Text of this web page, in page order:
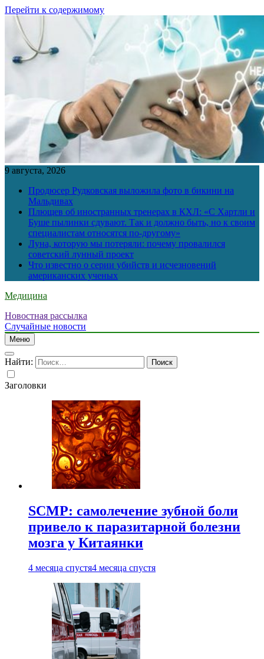
Перейти к содержимому
9 августа, 2026
Продюсер Рудковская выложила фото в бикини на
Мальдивах
Плющев об иностранных тренерах в КХЛ: «С Хартли и
Буше пылинки сдувают. Так и должно быть, но к своим
специалистам относятся по-другому»
Луна, которую мы потеряли: почему провалился
советский лунный проект
Что известно о серии убийств и исчезновений
американских ученых
Медицина
Новостная рассылка
Случайные новости
Меню
Найти:
Заголовки
SCMP: самолечение зубной боли
привело к паразитарной болезни
мозга у Китаянки
4 месяца спустя4 месяца спустя